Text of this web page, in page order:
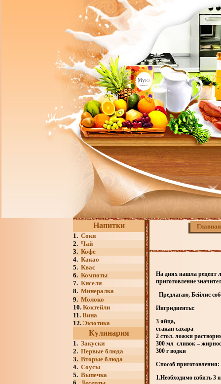
Напитки
1. Соки
2. Чай
3. Кофе
4. Какао
5. Квас
6. Компоты
7. Кисели
8. Минералка
9. Молоко
10. Коктейли
11. Вина
12. Экзотика
Кулинария
1. Закуски
2. Первые блюда
3. Вторые блюда
4. Соусы
5. Выпечка
Главная
На днях нашла рецепт
приготовление
Предлагаю, Бейлис
Ингридиенты:
3 яйца,
стакан сахара
2 стол. ложки
300 мл сливок –
300 г водки
Способ приготовления:
1.Необходимо взбить 3